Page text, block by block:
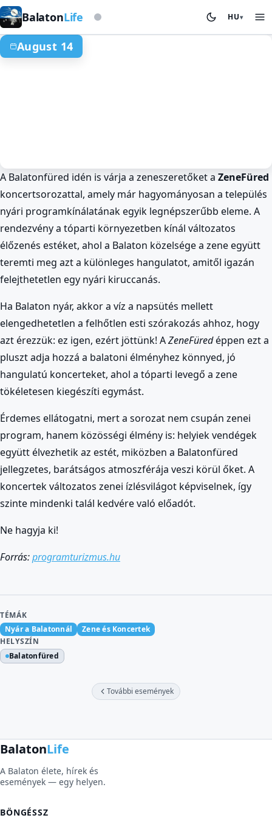
BalatonLife Viharjelző alapon HU▾
August 14
Zene és Koncertek
ZeneFüred koncert Balatonfüreden
a Balatonnál
Aug 14. · egész nap
A Balatonfüred idén is várja a zeneszeretőket a ZeneFüred
koncertsorozattal, amely már hagyományosan a település
nyári programkínálatának egyik legnépszerűbb eleme. A
rendezvény a tóparti környezetben kínál változatos
élőzenés estéket, ahol a Balaton közelsége a zene együtt
teremti meg azt a különleges hangulatot, amitől igazán
felejthetetlen egy nyári kiruccanás.
Ha Balaton nyár, akkor a víz a napsütés mellett
elengedhetetlen a felhőtlen esti szórakozás ahhoz, hogy
azt érezzük: ez igen, ezért jöttünk! AZeneFüredéppen ezt a
pluszt adja hozzá a balatoni élményhez könnyed, jó
hangulatú koncerteket, ahol a tóparti levegő a zene
tökéletesen kiegészíti egymást.
Érdemes ellátogatni, mert a sorozat nem csupán zenei
program, hanem közösségi élmény is: helyiek vendégek
együtt élvezhetik az estét, miközben a Balatonfüred
jellegzetes, barátságos atmoszférája veszi körül őket. A
koncertek változatos zenei ízlésvilágot képviselnek, így
szinte mindenki talál kedvére való előadót.
Ne hagyja ki!
Forrás:programturizmus.hu
TÉMÁK
Nyár a Balatonnál
Zene és Koncertek
HELYSZÍN
Balatonfüred
További események
BalatonLife
A Balaton élete, hírek és
események — egy helyen.
BÖNGÉSSZ